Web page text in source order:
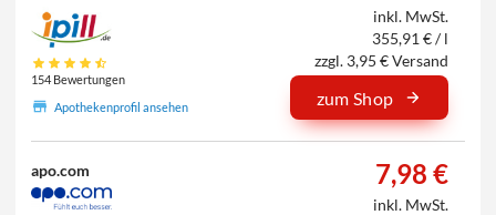
154 Bewertungen
Apothekenprofil ansehen
inkl. MwSt.
355,91 € / l
zzgl. 3,95 € Versand
zum Shop
apo.com 7,98 €
inkl. MwSt.